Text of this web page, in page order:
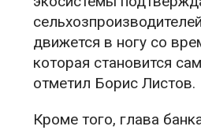
движется в ногу со
которая становится
отметил Борис Листов.
Кроме того, глава